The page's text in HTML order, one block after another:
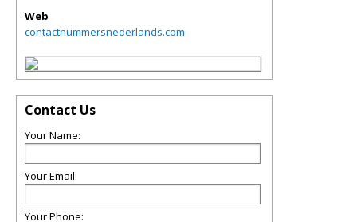
Web
contactnummersnederlands.com
Contact Us
Your Name:
Your Email:
Your Phone: